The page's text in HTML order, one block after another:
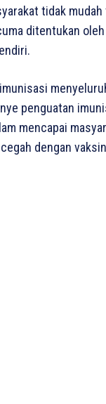
tidak
ditentukan
penguatan
mencapai
dengan